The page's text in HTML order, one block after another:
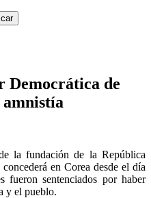
Democrática de
amnistía
la fundación de la República
en Corea desde el día
fueron sentenciados por haber
y el pueblo.